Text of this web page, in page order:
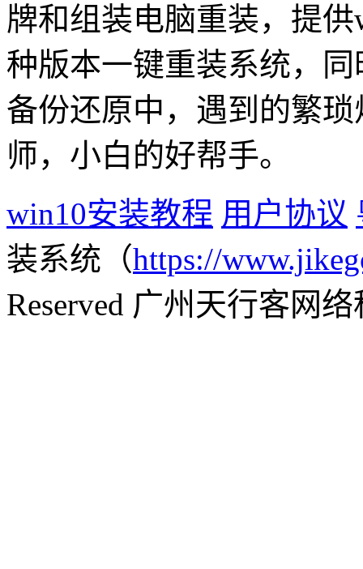
牌和组装电脑重装，提
种版本一键重装系统，
备份还原中，遇到的繁
师，小白的好帮手。
win10安装教程 用户协议
装系统（https://
Reserved 广州天行客网